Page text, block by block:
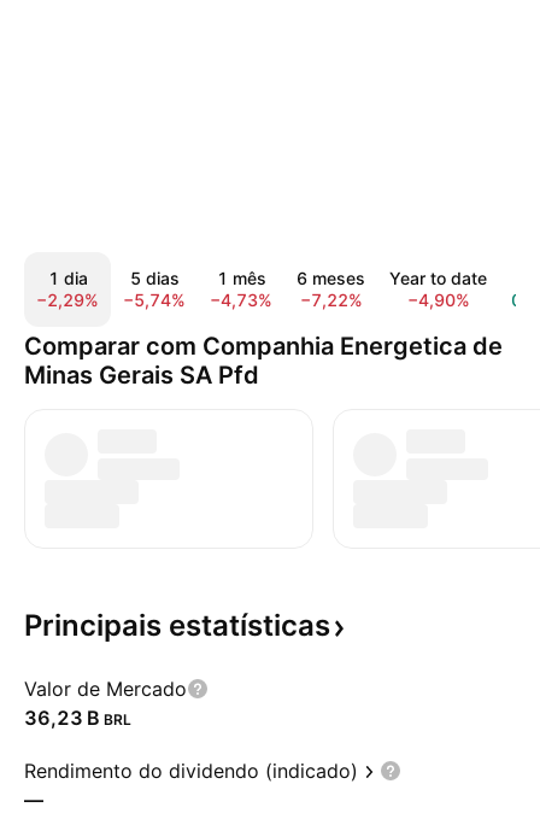
1 dia
−2,29%
5 dias
−5,74%
1 mês
−4,73%
6 meses
−7,22%
Year to date
−4,90%
Comparar com Companhia Energetica de
Minas Gerais SA Pfd
Principais estatísticas
Valor de Mercado
‪36,23 B‬ BRL
Rendimento do dividendo (indicado)
—